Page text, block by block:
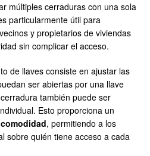
múltiples cerraduras con una sola
particularmente útil para
y propietarios de viviendas
sin complicar el acceso.
de llaves consiste en ajustar las
ser abiertas por una llave
también puede ser
Esto proporciona un
comodidad, permitiendo a los
sobre quién tiene acceso a cada